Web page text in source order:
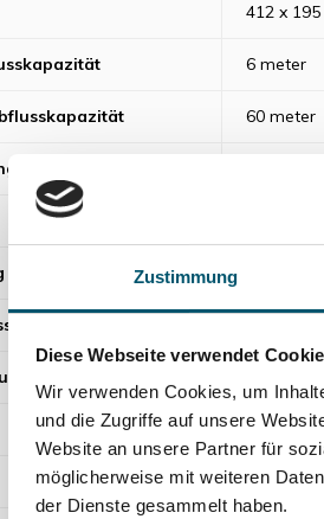
Zustimmung
Diese Webseite verwendet
Wir verwenden Cookies, um
und die Zugriffe auf unsere
Website an unsere Partner für
möglicherweise mit weiteren
der Dienste gesammelt haben.
412 x
6 meter
60 meter
32 mm
Weiß